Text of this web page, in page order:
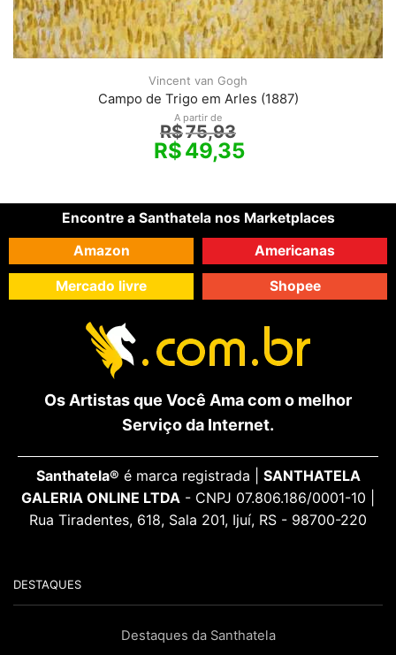
Vincent van Gogh
Campo de Trigo em Arles (1887)
A partir de
R$75,93
R$49,35
Encontre a Santhatela nos Marketplaces
Amazon
Americanas
Mercado livre Shopee
Os Artistas que Você Ama com o melhor
Serviço da Internet.
Santhatela® é marca registrada | SANTHATELA
GALERIA ONLINE LTDA - CNPJ 07.806.186/0001-10 |
Rua Tiradentes, 618, Sala 201, Ijuí, RS - 98700-220
DESTAQUES
Destaques da Santhatela